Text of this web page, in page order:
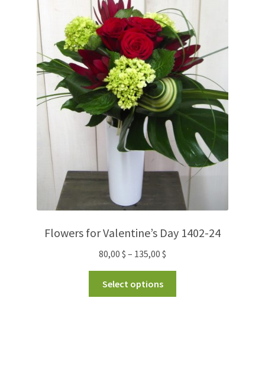
Flowers for Valentine’s Day 1402-24
80,00 $ – 135,00 $
Select options